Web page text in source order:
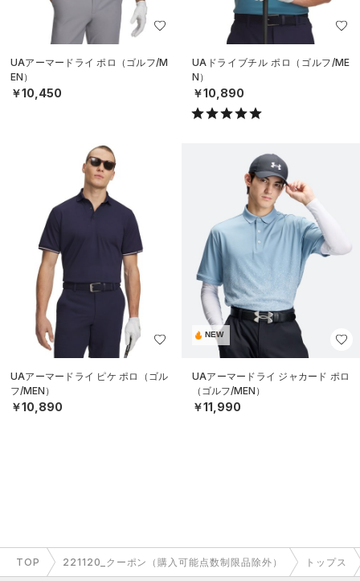
UAアーマードライ ポロ（ゴルフ/M
EN）
￥10,450
UAドライブチル ポロ（ゴルフ/ME
N）
￥10,890
UAアーマードライ ピケ ポロ（ゴル
フ/MEN）
￥10,890
NEW
UAアーマードライ ジャカード ポロ
（ゴルフ/MEN）
￥11,990
TOP 221120_クーポン（購入可能点数制限品除外） トップス